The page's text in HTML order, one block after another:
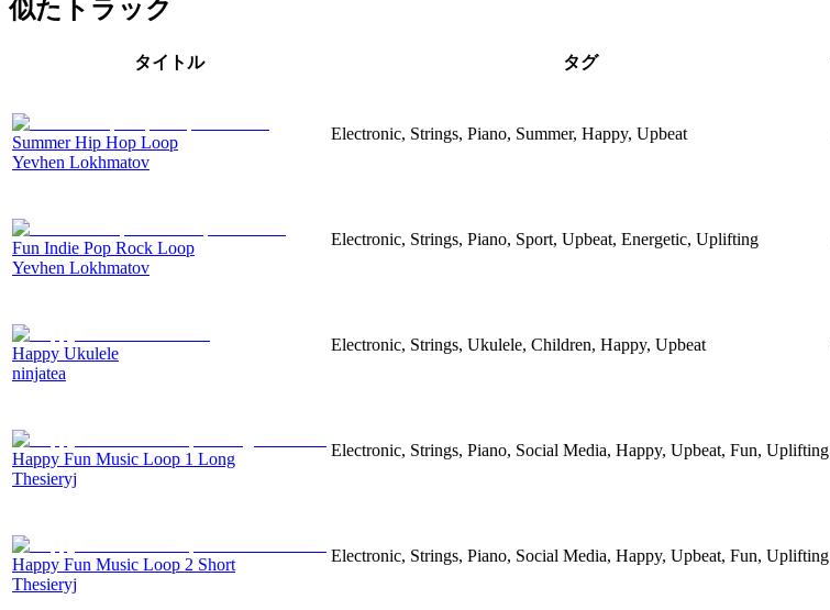
似たトラック
タイトル タグ
Summer Hip Hop Loop
Yevhen Lokhmatov
Electronic, Strings, Piano, Summer, Happy, Upbeat
Fun Indie Pop Rock Loop
Yevhen Lokhmatov
Electronic, Strings, Piano, Sport, Upbeat, Energetic, Uplifting
Happy Ukulele
ninjatea
Electronic, Strings, Ukulele, Children, Happy, Upbeat
Happy Fun Music Loop 1 Long
Thesieryj
Electronic, Strings, Piano, Social Media, Happy, Upbeat, Fun, Uplifting
Happy Fun Music Loop 2 Short
Thesieryj
Electronic, Strings, Piano, Social Media, Happy, Upbeat, Fun, Uplifting